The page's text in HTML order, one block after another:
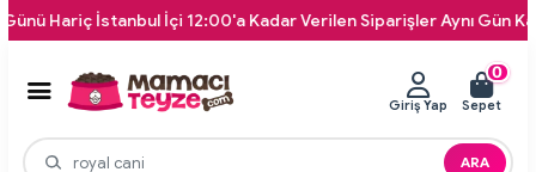
Hariç İstanbul İçi 12:00'a Kadar Verilen Siparişler Aynı Gün
ARA
Giriş Yap
0
Sepet